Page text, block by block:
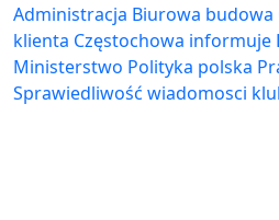
Administracja Biurowa budowa
klienta Częstochowa informuje
Ministerstwo Polityka polska
Sprawiedliwość wiadomosci